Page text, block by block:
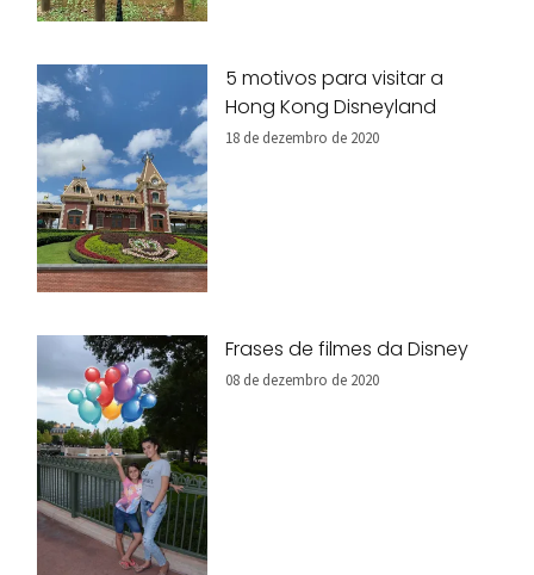
5 motivos para visitar a
Hong Kong Disneyland
18 de dezembro de 2020
Frases de filmes da Disney
08 de dezembro de 2020